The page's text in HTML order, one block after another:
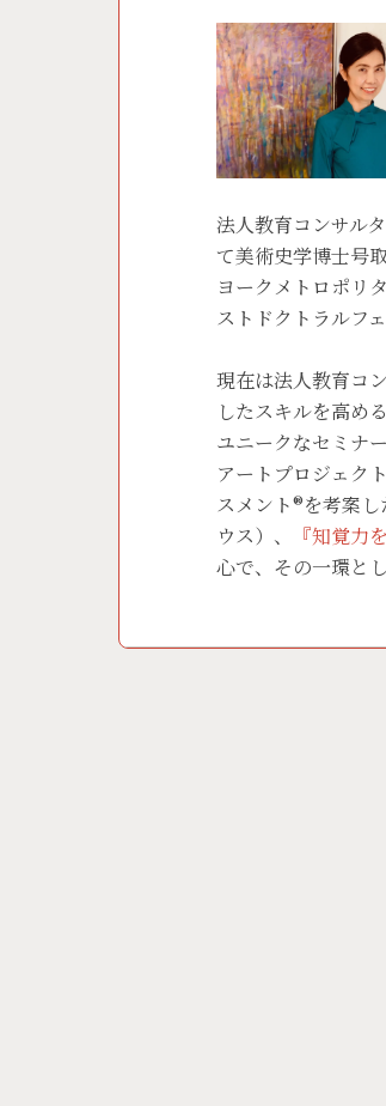
法人教育コンサル
て美術史学博士号
ヨークメトロポリ
ストドクトラルフ
現在は法人教育コ
したスキルを高め
ユニークなセミナ
アートプロジェク
スメント®を考案し
ウス）、
『知覚力
心で、その一環と